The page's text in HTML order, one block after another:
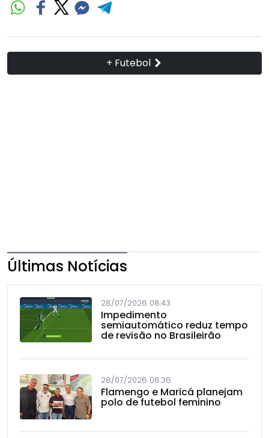
+ Futebol
Últimas Notícias
28/07/2026 08:43
Impedimento
semiautomático reduz tempo
de revisão no Brasileirão
28/07/2026 08:36
Flamengo e Maricá planejam
polo de futebol feminino